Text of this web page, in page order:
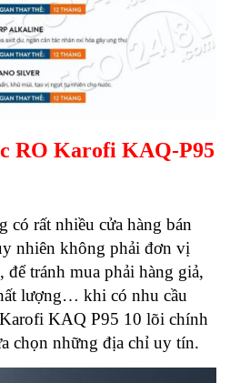
RO Karofi KAQ-P95
có rất nhiều cửa hàng bán
nhiên không phải đơn vị
tránh mua phải hàng giả,
lượng… khi có nhu cầu
KAQ P95 10 lõi chính
chọn những địa chỉ uy tín.